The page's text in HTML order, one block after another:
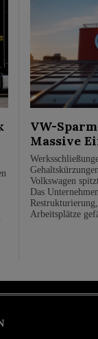
VW-
Massive
Volkswagen
Das
Arbeitsplätze